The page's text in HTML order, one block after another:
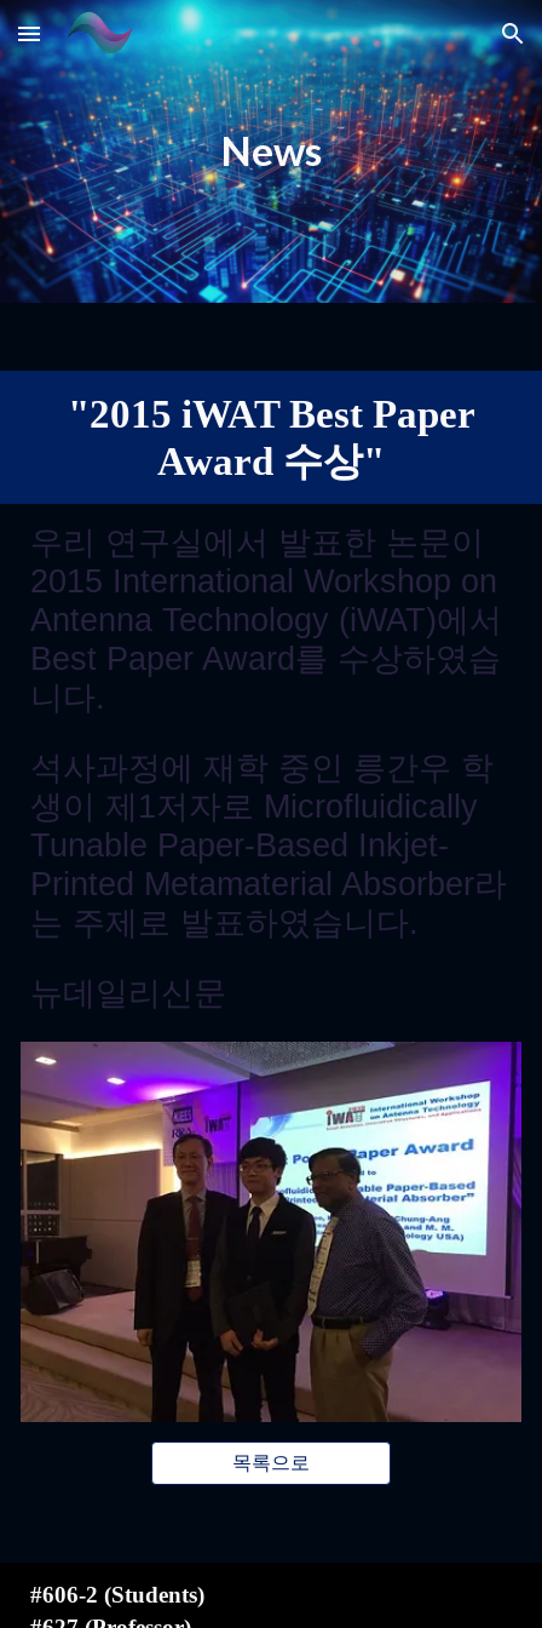
Skip to main content Skip to navigation
News
"2015 iWAT Best Paper
Award 수상"
우리 연구실에서 발표한 논문이
2015 International Workshop on
Antenna Technology (iWAT)에서
Best Paper Award를 수상하였습
니다.
석사과정에 재학 중인 릉간우 학
생이 제1저자로 Microfluidically
Tunable Paper-Based Inkjet-
Printed Metamaterial Absorber라
는 주제로 발표하였습니다.
뉴데일리신문
목록으로
#606-2 (Students)